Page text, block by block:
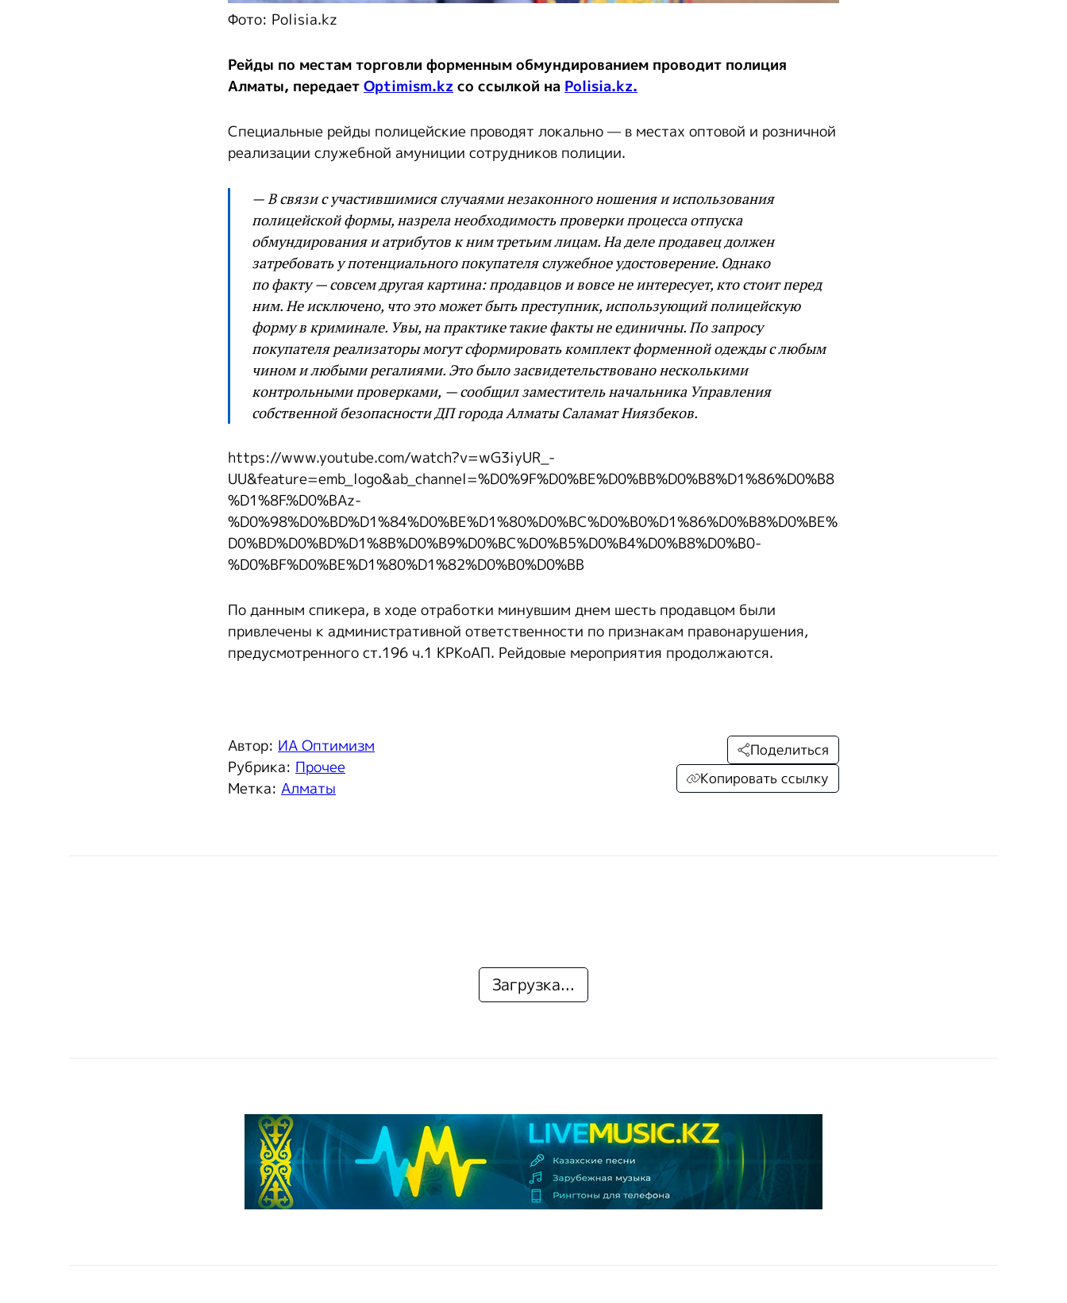
Фото: Polisia.kz
Рейды по местам торговли форменным обмундированием проводит полиция
Алматы, передаетOptimism.kzсо ссылкой наPolisia.kz.
Специальные рейды полицейские проводят локально — в местах оптовой и розничной
реализации служебной амуниции сотрудников полиции.
— В связи с участившимися случаями незаконного ношения и использования
полицейской формы, назрела необходимость проверки процесса отпуска
обмундирования и атрибутов к ним третьим лицам. На деле продавец должен
затребовать у потенциального покупателя служебное удостоверение. Однако
по факту — совсем другая картина: продавцов и вовсе не интересует, кто стоит перед
ним. Не исключено, что это может быть преступник, использующий полицейскую
форму в криминале. Увы, на практике такие факты не единичны. По запросу
покупателя реализаторы могут сформировать комплект форменной одежды с любым
чином и любыми регалиями. Это было засвидетельствовано несколькими
контрольными проверками, — сообщил заместитель начальника Управления
собственной безопасности ДП города Алматы Саламат Ниязбеков.
https://www.youtube.com/watch?v=wG3iyUR_-
UU&feature=emb_logo&ab_channel=%D0%9F%D0%BE%D0%BB%D0%B8%D1%86%D0%B8
%D1%8F.%D0%BAz-
%D0%98%D0%BD%D1%84%D0%BE%D1%80%D0%BC%D0%B0%D1%86%D0%B8%D0%BE%
D0%BD%D0%BD%D1%8B%D0%B9%D0%BC%D0%B5%D0%B4%D0%B8%D0%B0-
%D0%BF%D0%BE%D1%80%D1%82%D0%B0%D0%BB
По данным спикера, в ходе отработки минувшим днем шесть продавцом были
привлечены к административной ответственности по признакам правонарушения,
предусмотренного ст.196 ч.1 КРКоАП. Рейдовые мероприятия продолжаются.
Автор: ИА Оптимизм
Рубрика: Прочее
Метка: Алматы
Поделиться
Копировать ссылку
Загрузка...